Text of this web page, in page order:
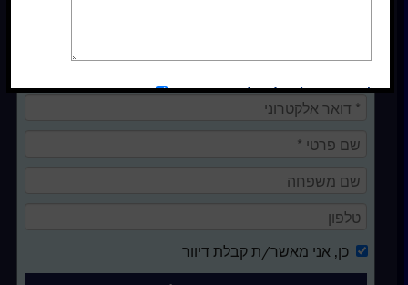
הרשמה לרשימת תפוצה
כן, אני מאשר/ת קבלת דיוור
*אני מסכימ/ה לקבלת עדכונים כן